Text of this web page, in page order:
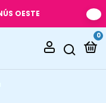
OESTE
0